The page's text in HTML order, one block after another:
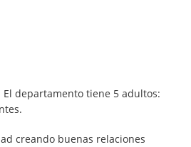
departamento tiene 5 adultos:
creando buenas relaciones